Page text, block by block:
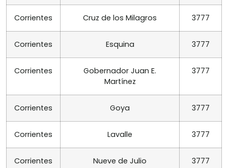
Corrientes Cruz de los Milagros 3777
Corrientes Esquina 3777
Corrientes
Gobernador Juan E.
Martínez
3777
Corrientes Goya 3777
Corrientes Lavalle 3777
Corrientes Nueve de Julio 3777